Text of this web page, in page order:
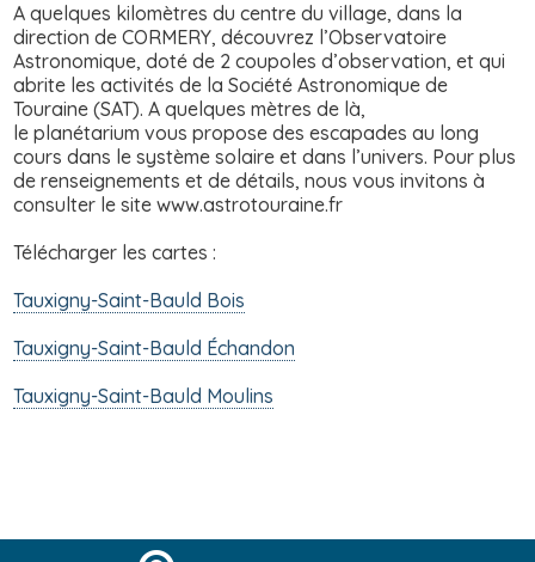
A quelques kilomètres du centre du village, dans la
direction de CORMERY, découvrez l’Observatoire
Astronomique, doté de 2 coupoles d’observation, et qui
abrite les activités de la Société Astronomique de
Touraine (SAT). A quelques mètres de là,
le planétarium vous propose des escapades au long
cours dans le système solaire et dans l’univers. Pour plus
de renseignements et de détails, nous vous invitons à
consulter le site www.astrotouraine.fr
Télécharger les cartes :
Tauxigny-Saint-Bauld Bois
Tauxigny-Saint-Bauld Échandon
Tauxigny-Saint-Bauld Moulins